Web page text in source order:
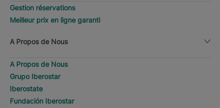
Gestion réservations
Meilleur prix en ligne garanti
A Propos de Nous
A Propos de Nous
Grupo Iberostar
Iberostate
Fundación Iberostar